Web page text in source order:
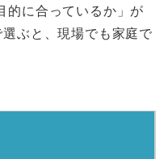
的に合っているか」が
ぶと、現場でも家庭で